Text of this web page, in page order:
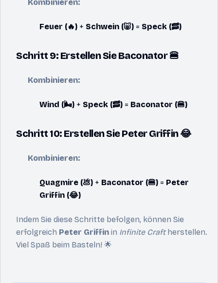
Kombinieren:
Feuer (🔥) + Schwein (🐷) = Speck (🥓)
Schritt 9: Erstellen Sie Baconator 🍔
Kombinieren:
Wind (🌬️) + Speck (🥓) = Baconator (🍔)
Schritt 10: Erstellen Sie Peter Griffin 😂
Kombinieren:
Quagmire (💩) + Baconator (🍔) = Peter
Griffin (😂)
Indem Sie diese Schritte befolgen, können Sie
erfolgreich Peter Griffin in Infinite Craftherstellen.
Viel Spaß beim Basteln! 🌟